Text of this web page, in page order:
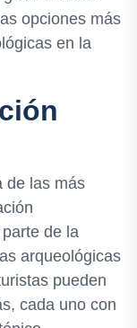
opciones más
en la
de las más
de la
arqueológicas
pueden
cada uno con